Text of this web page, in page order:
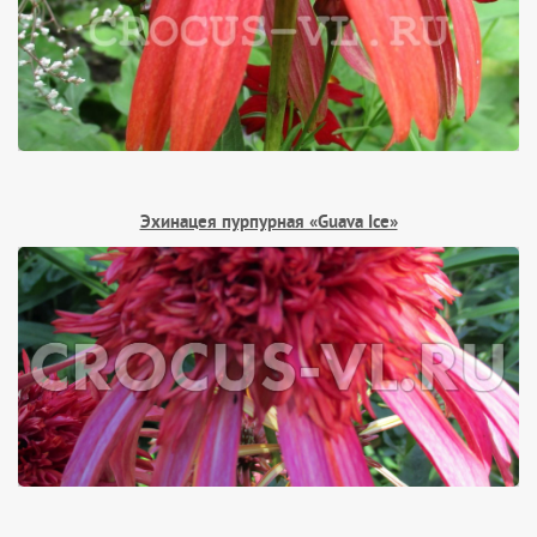
Эхинацея пурпурная «Guava Ice»